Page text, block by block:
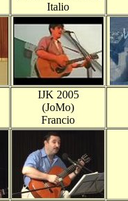
Italio
IJK 2005
(JoMo)
Francio